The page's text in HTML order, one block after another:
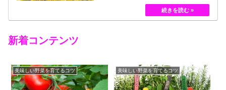
ローズである「ハイブリット・ティー」の中には、
黄色のバラというのは、存在していませんでした。
しかし、フランスの園芸家ジョセフ・ペルネ＝デ…
新着コンテンツ
美味しい野菜を育てるコツ 美味しい野菜を育てるコツ